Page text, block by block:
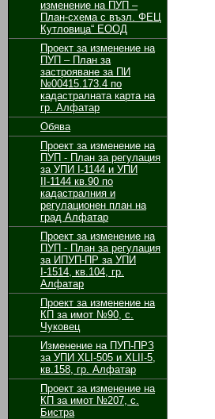
изменение на ПУП –
План-схема с възл. ФЕЦ
Кутловица“ ЕООД
Проект за изменение на
ПУП – План за
застрояване за ПИ
№00415.173.4 по
кадастралната карта на
гр. Алфатар
Обява
Проект за изменение на
ПУП - План за регулация
за УПИ І-1144 и УПИ
ІІ-1144 кв.90 по
кадастралния и
регулационен план на
град Алфатар
Проект за изменение на
ПУП - План за регулация
за ИПУП-ПР за УПИ
І-1514, кв.104, гр.
Алфатар
Проект за изменение на
КП за имот №90, с.
Чуковец
Изменение на ПУП-ПРЗ
за УПИ XLI-505 и XLII-5,
кв.158, гр. Алфатар
Проект за изменение на
КП за имот №207, с.
Бистра